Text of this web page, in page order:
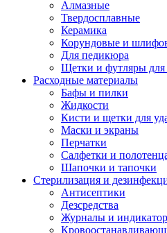
Алмазные
Твердосплавные
Керамика
Корундовые и
Для педикюра
Щетки и футляры для
Расходные материалы
Бафы и пилки
Жидкости
Кисти и щетки для
Маски и экраны
Перчатки
Салфетки и
Шапочки и тапочки
Стерилизация и
Антисептики
Дезсредства
Журналы и